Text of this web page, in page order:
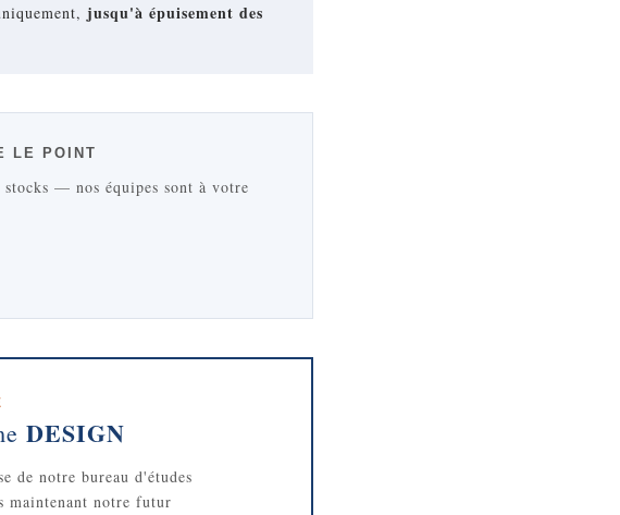
jusqu'à épuisement des
LE POINT
— nos équipes sont à votre
DESIGN
de notre bureau d'études
maintenant notre futur